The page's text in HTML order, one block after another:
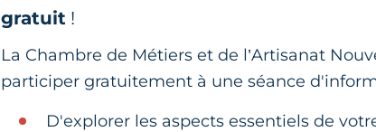
gratuit !
La Chambre de Métiers et de l’Artisanat
participer gratuitement à une séance
D'explorer les aspects essentiels de